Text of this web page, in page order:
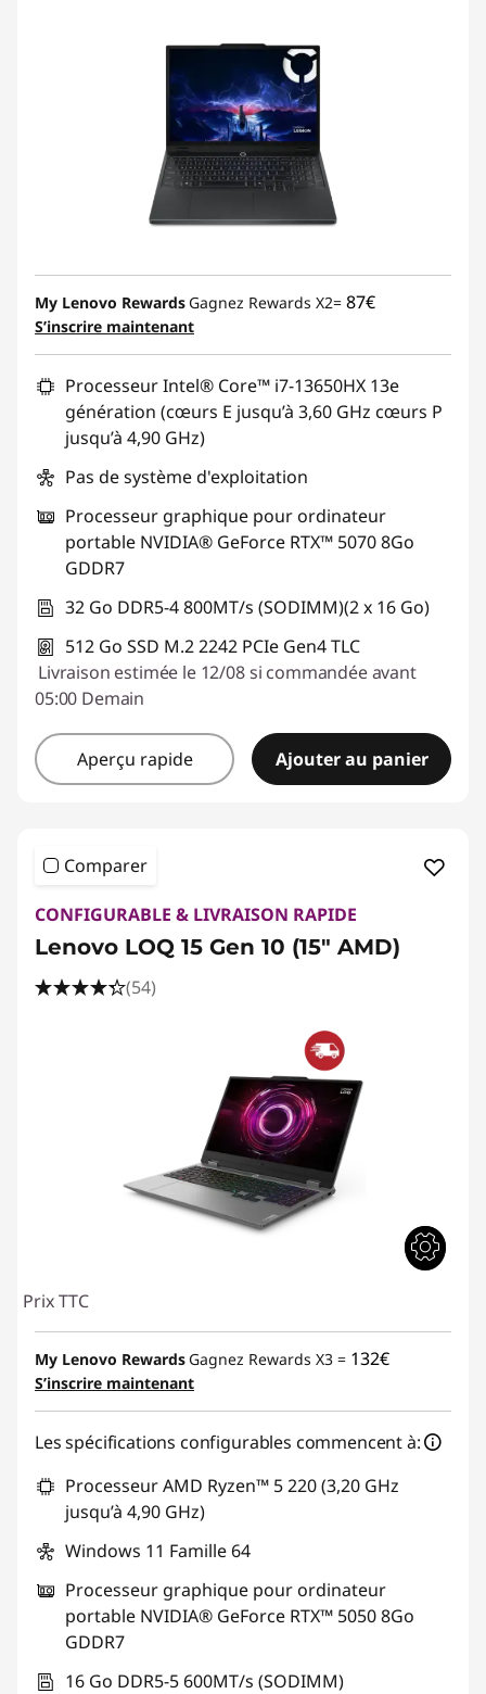
My Lenovo Rewards Gagnez Rewards X2= 87€
S’inscrire maintenant
Processeur Intel® Core™ i7-13650HX 13e
génération (cœurs E jusqu’à 3,60 GHz cœurs P
jusqu’à 4,90 GHz)
Pas de système d'exploitation
Processeur graphique pour ordinateur
portable NVIDIA® GeForce RTX™ 5070 8Go
GDDR7
32 Go DDR5-4 800MT/s (SODIMM)(2 x 16 Go)
512 Go SSD M.2 2242 PCIe Gen4 TLC
Livraison estimée le 12/08 si commandée avant
05:00 Demain
Aperçu rapide Ajouter au panier
Comparer
CONFIGURABLE & LIVRAISON RAPIDE
Lenovo LOQ 15 Gen 10 (15" AMD)
(54)
Prix TTC
My Lenovo Rewards Gagnez Rewards X3 = 132€
S’inscrire maintenant
Les spécifications configurables commencent à:
Processeur AMD Ryzen™ 5 220 (3,20 GHz
jusqu’à 4,90 GHz)
Windows 11 Famille 64
Processeur graphique pour ordinateur
portable NVIDIA® GeForce RTX™ 5050 8Go
GDDR7
16 Go DDR5-5 600MT/s (SODIMM)